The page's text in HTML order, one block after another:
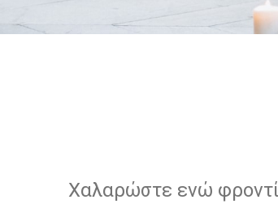
Χαλαρώστε ενώ